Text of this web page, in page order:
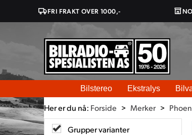
FRI FRAKT OVER 1000,-
Bilstereo Ekstralys
Her er du nå: Forside > Merker >
Grupper varianter